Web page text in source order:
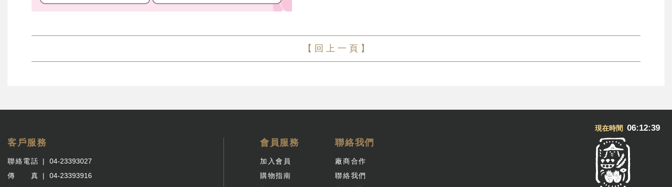
【 回 上 一 頁 】
現在時間 06:12:40
客戶服務
聯絡電話
04-23393027
傳 真
04-23393916
會員服務
加入會員
購物指南
聯絡我們
廠商合作
聯絡我們